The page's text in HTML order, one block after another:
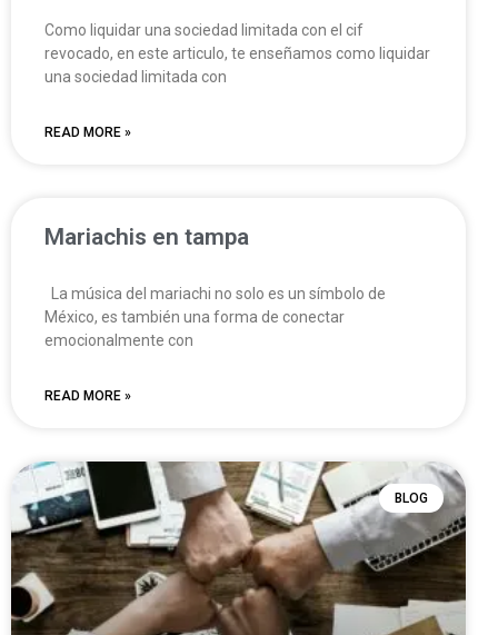
Como liquidar una sociedad limitada con el cif
revocado, en este articulo, te enseñamos como liquidar
una sociedad limitada con
READ MORE »
Mariachis en tampa
La música del mariachi no solo es un símbolo de
México, es también una forma de conectar
emocionalmente con
READ MORE »
BLOG